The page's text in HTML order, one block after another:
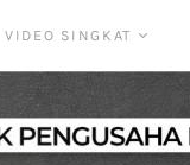
VIDEO SINGKAT